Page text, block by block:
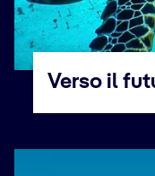
Verso il